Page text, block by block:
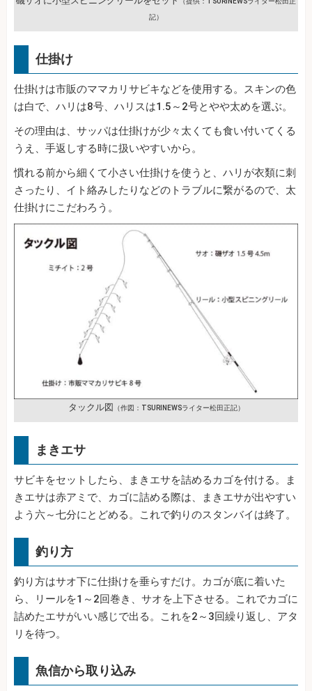
記）
仕掛け
仕掛けは市販のママカリサビキなどを使用する。スキンの色
は白で、ハリは8号、ハリスは1.5～2号とやや太めを選ぶ。
その理由は、サッパは仕掛けが少々太くても食い付いてくる
うえ、手返しする時に扱いやすいから。
慣れる前から細くて小さい仕掛けを使うと、ハリが衣類に刺
さったり、イト絡みしたりなどのトラブルに繋がるので、太
仕掛けにこだわろう。
タックル図 （作図：TSURINEWSライター松田正記）
まきエサ
サビキをセットしたら、まきエサを詰めるカゴを付ける。ま
きエサは赤アミで、カゴに詰める際は、まきエサが出やすい
よう六～七分にとどめる。これで釣りのスタンバイは終了。
釣り方
釣り方はサオ下に仕掛けを垂らすだけ。カゴが底に着いた
ら、リールを1～2回巻き、サオを上下させる。これでカゴに
詰めたエサがいい感じで出る。これを2～3回繰り返し、アタ
リを待つ。
魚信から取り込み